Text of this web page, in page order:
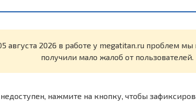
августа 2026 в работе у megatitan.ru проблем
получили мало жалоб от пользователей.
нажмите на кнопку, чтобы